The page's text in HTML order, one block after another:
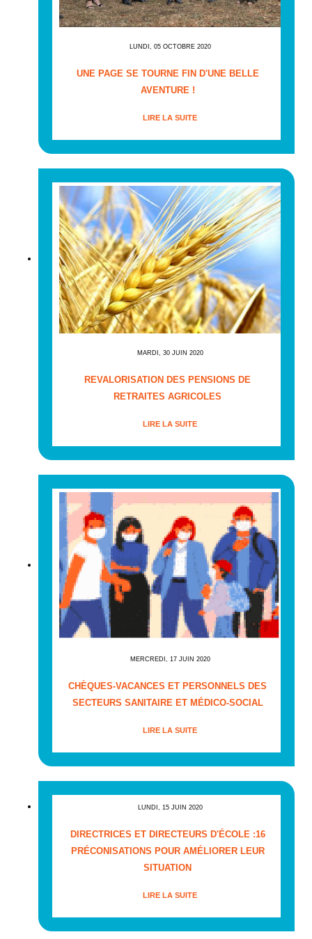
LUNDI, 05 OCTOBRE 2020
UNE PAGE SE TOURNE FIN D'UNE BELLE
AVENTURE !
LIRE LA SUITE
MARDI, 30 JUIN 2020
REVALORISATION DES PENSIONS DE
RETRAITES AGRICOLES
LIRE LA SUITE
MERCREDI, 17 JUIN 2020
CHÈQUES-VACANCES ET PERSONNELS DES
SECTEURS SANITAIRE ET MÉDICO-SOCIAL
LIRE LA SUITE
LUNDI, 15 JUIN 2020
DIRECTRICES ET DIRECTEURS D'ÉCOLE :16
PRÉCONISATIONS POUR AMÉLIORER LEUR
SITUATION
LIRE LA SUITE